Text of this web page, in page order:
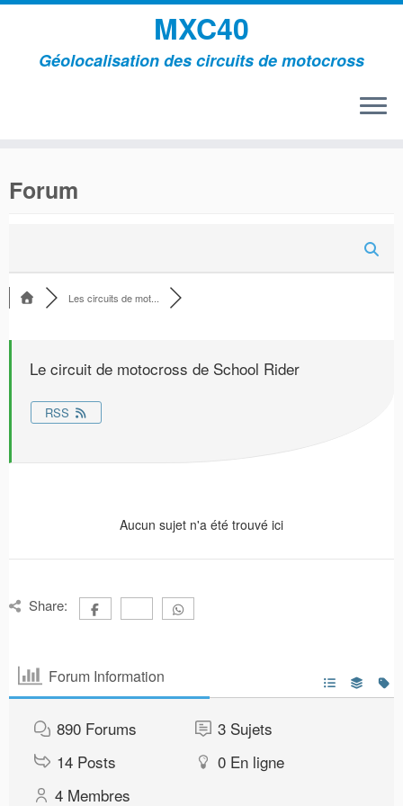
contenu
MXC40
Géolocalisation des circuits de motocross
Forum
Les circuits de mot...
Le circuit de motocross de School Rider
RSS
Aucun sujet n'a été trouvé ici
Share:
Forum Information
890 Forums 3 Sujets
14 Posts 0 En ligne
4 Membres